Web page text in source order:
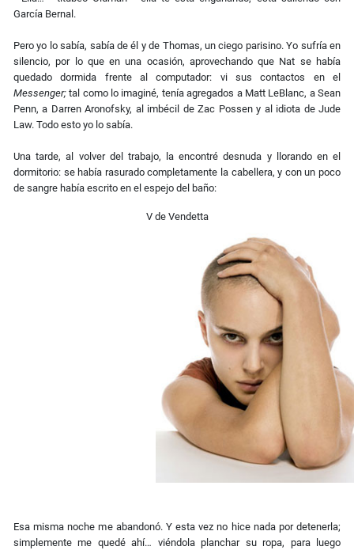
García Bernal.
Pero yo lo sabía, sabía de él y de Thomas, un ciego pari­sino. Yo sufría en
silencio, por lo que en una ocasión, aprovechando que Nat se había
quedado dormida frente al computador: vi sus contactos en el
Messenger;tal como lo imaginé, tenía agregados a Matt LeBlanc, a Sean
Penn, a Darren Aronofsky, al imbécil de Zac Possen y al idiota de Jude
Law. Todo esto yo lo sabía.
Una tarde, al volver del trabajo, la encontré desnuda y llorando en el
dormitorio: se había rasurado completa­mente la cabellera, y con un poco
de sangre había escrito en el espejo del baño:
V de Vendetta
Esa misma noche me abandonó. Y esta vez no hice nada por detenerla;
simplemente me quedé ahí… viéndola planchar su ropa, para luego